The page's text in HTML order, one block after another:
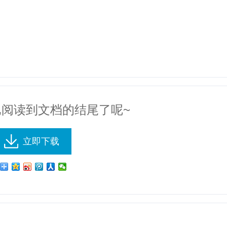
读到文档的结尾了呢~
立即下载